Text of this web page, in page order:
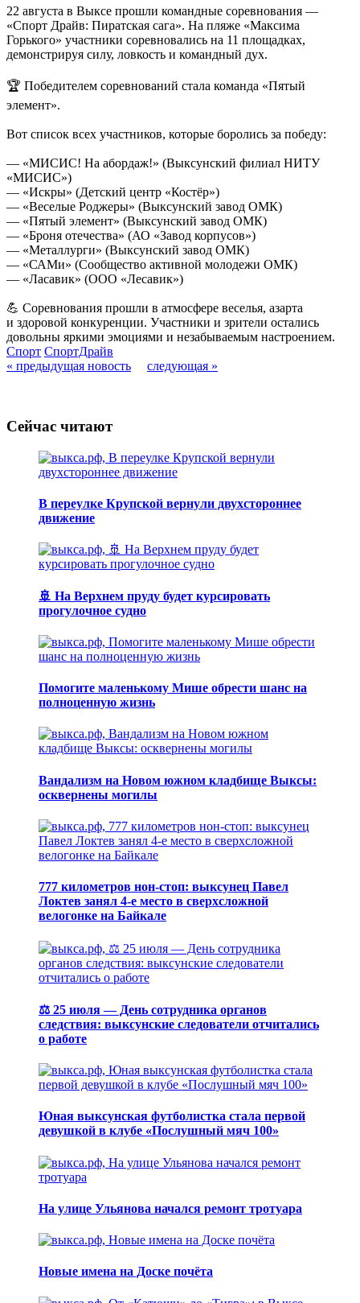
22 августа в Выксе прошли командные соревнования —
«Спорт Драйв: Пиратская сага». На пляже «Максима
Горького» участники соревновались на 11 площадках,
демонстрируя силу, ловкость и командный дух.
🏆 Победителем соревнований стала команда «Пятый
элемент».
Вот список всех участников, которые боролись за победу:
— «МИСИС! На абордаж!» (Выксунский филиал НИТУ
«МИСИС»)
— «Искры» (Детский центр «Костёр»)
— «Веселые Роджеры» (Выксунский завод ОМК)
— «Пятый элемент» (Выксунский завод ОМК)
— «Броня отечества» (АО «Завод корпусов»)
— «Металлурги» (Выксунский завод ОМК)
— «САМи» (Сообщество активной молодежи ОМК)
— «Ласавик» (ООО «Лесавик»)
💪 Соревнования прошли в атмосфере веселья, азарта
и здоровой конкуренции. Участники и зрители остались
довольны яркими эмоциями и незабываемым настроением.
Спорт СпортДрайв
« предыдущая новость
следующая »
Сейчас читают
В переулке Крупской вернули двухстороннее
движение
🚢 На Верхнем пруду будет курсировать
прогулочное судно
Помогите маленькому Мише обрести шанс на
полноценную жизнь
Вандализм на Новом южном кладбище Выксы:
осквернены могилы
777 километров нон-стоп: выксунец Павел
Локтев занял 4-е место в сверхсложной
велогонке на Байкале
⚖️ 25 июля — День сотрудника органов
следствия: выксунские следователи отчитались
о работе
Юная выксунская футболистка стала первой
девушкой в клубе «Послушный мяч 100»
На улице Ульянова начался ремонт тротуара
Новые имена на Доске почёта